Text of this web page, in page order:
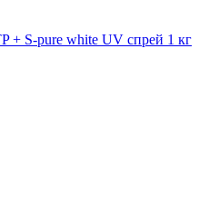
+ S-pure white UV спрей 1 кг